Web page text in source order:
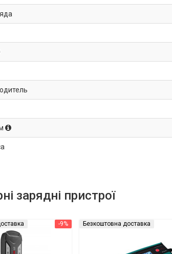
зарядні пристрої
-9% Безкоштовна доставка